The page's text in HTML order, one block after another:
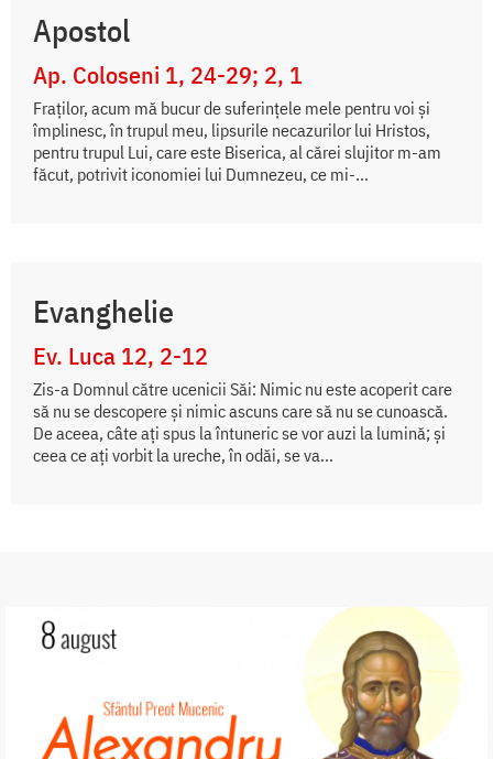
Apostol
Ap. Coloseni 1, 24-29; 2, 1
Fraților, acum mă bucur de suferințele mele pentru voi și
împlinesc, în trupul meu, lipsurile necazurilor lui Hristos,
pentru trupul Lui, care este Biserica, al cărei slujitor m-am
făcut, potrivit iconomiei lui Dumnezeu, ce mi-...
Evanghelie
Ev. Luca 12, 2-12
Zis-a Domnul către ucenicii Săi: Nimic nu este acoperit care
să nu se descopere și nimic ascuns care să nu se cunoască.
De aceea, câte ați spus la întuneric se vor auzi la lumină; și
ceea ce ați vorbit la ureche, în odăi, se va...